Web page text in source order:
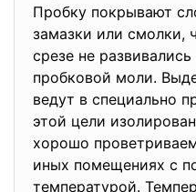
Пробку покрывают
замазки или смолки,
срезе не
пробковой моли.
ведут в специально
этой цели
хорошо
иных помещениях с
температурой.